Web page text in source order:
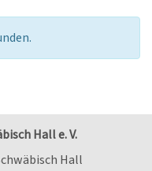
Hall e. V.
Hall